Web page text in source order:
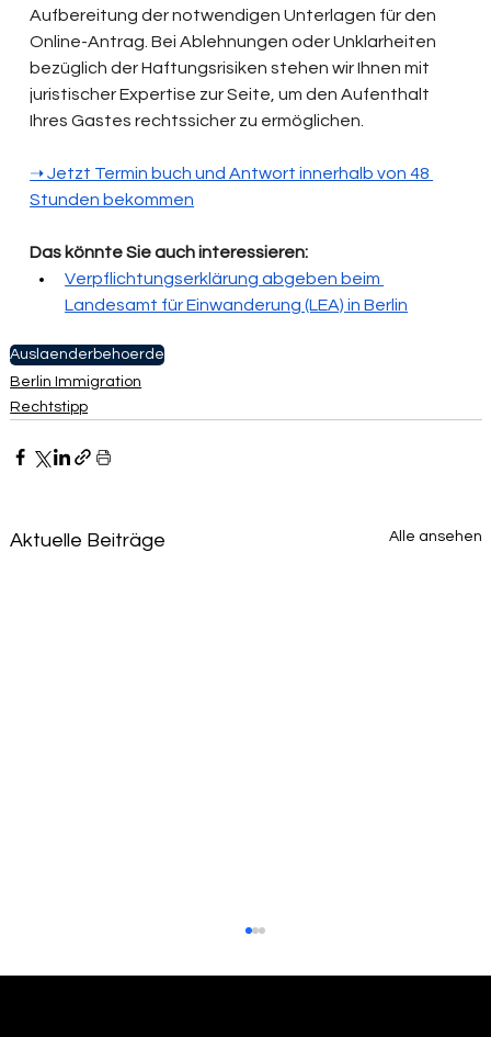
Aufbereitung der notwendigen Unterlagen für den
Online-Antrag. Bei Ablehnungen oder Unklarheiten
bezüglich der Haftungsrisiken stehen wir Ihnen mit
juristischer Expertise zur Seite, um den Aufenthalt
Ihres Gastes rechtssicher zu ermöglichen.
➝‬ Jetzt Termin buch und Antwort innerhalb von 48
Stunden bekommen
Das könnte Sie auch interessieren:
Verpflichtungserklärung abgeben beim
Landesamt für Einwanderung (LEA) in Berlin
Auslaenderbehoerde
Berlin Immigration
Rechtstipp
Aktuelle Beiträge Alle ansehen